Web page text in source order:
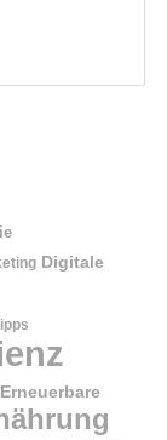
Digitale
Erneuerbare